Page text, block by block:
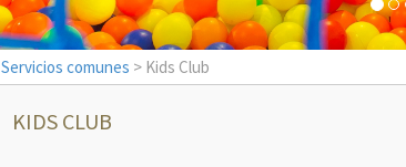
Servicios comunes > Kids Club
KIDS CLUB